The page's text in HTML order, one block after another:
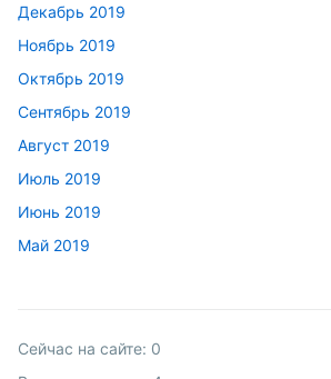
Декабрь 2019
Ноябрь 2019
Октябрь 2019
Сентябрь 2019
Август 2019
Июль 2019
Июнь 2019
Май 2019
Сейчас на сайте: 0